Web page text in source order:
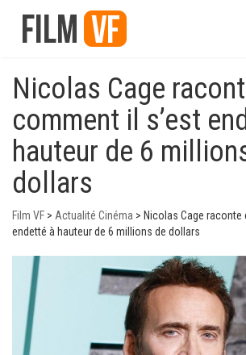
Nicolas Cage
comment il s’est
hauteur de 6
dollars
Film VF > Actualité Cinéma > Nicolas Cage raconte
endetté à hauteur de 6 millions de dollars